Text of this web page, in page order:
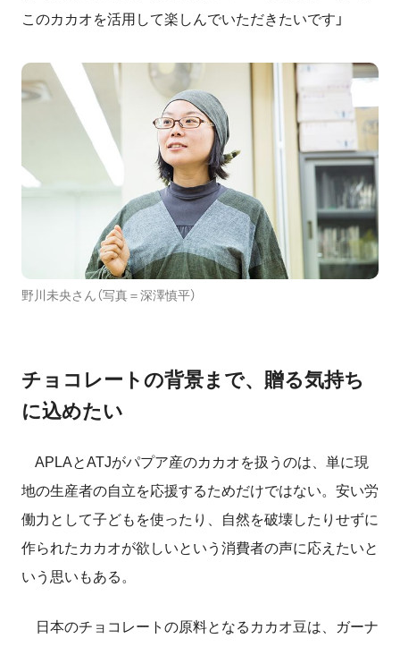
このカカオを活用して楽しんでいただきたいです」
野川未央さん（写真＝深澤慎平）
チョコレートの背景まで、贈る気持ち
に込めたい
APLAとATJがパプア産のカカオを扱うのは、単に現
地の生産者の自立を応援するためだけではない。安い労
働力として子どもを使ったり、自然を破壊したりせずに
作られたカカオが欲しいという消費者の声に応えたいと
いう思いもある。
日本のチョコレートの原料となるカカオ豆は、ガーナ